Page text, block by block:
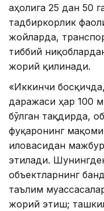
аҳолига 25 дан 50
тадбиркорлик
жойларда,
тиббий
жорий қилинади.
«Иккинчи
даражаси ҳар 100
бўлган тақдирда,
фуқаронинг
иловасидан
этилади.
объектларнинг
таълим
жорий этиш;